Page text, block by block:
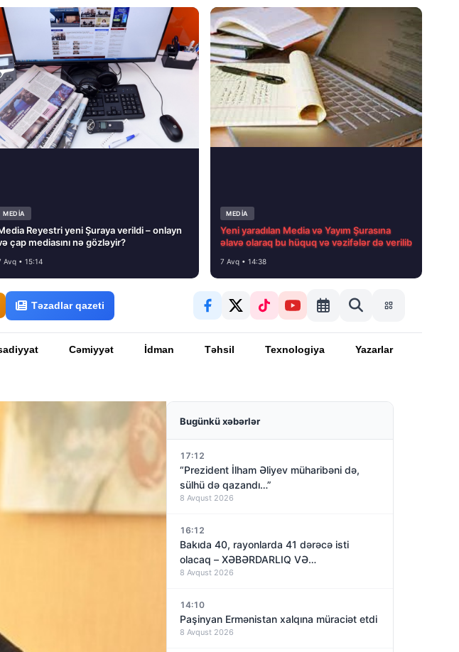
MEDİA
Reyestri yeni Şuraya verildi – onlayn
çap mediasını nə gözləyir?
Avq • 15:14
MEDİA
Yeni yaradılan Media və Yayım Şurasına
əlavə olaraq bu hüquq və vəzifələr də verilib
7 Avq • 14:38
Təzadlar qazeti
Cəmiyyət İdman Təhsil Texnologiya Yazarlar
Bugünkü xəbərlər
17:12
“Prezident İlham Əliyev müharibəni də,
sülhü də qazandı…”
8 Avqust 2026
16:12
Bakıda 40, rayonlarda 41 dərəcə isti
olacaq – XƏBƏRDARLIQ VƏ…
8 Avqust 2026
14:10
Paşinyan Ermənistan xalqına müraciət etdi
8 Avqust 2026